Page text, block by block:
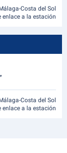
Costa del Sol
enlace a la estación
Costa del Sol
enlace a la estación